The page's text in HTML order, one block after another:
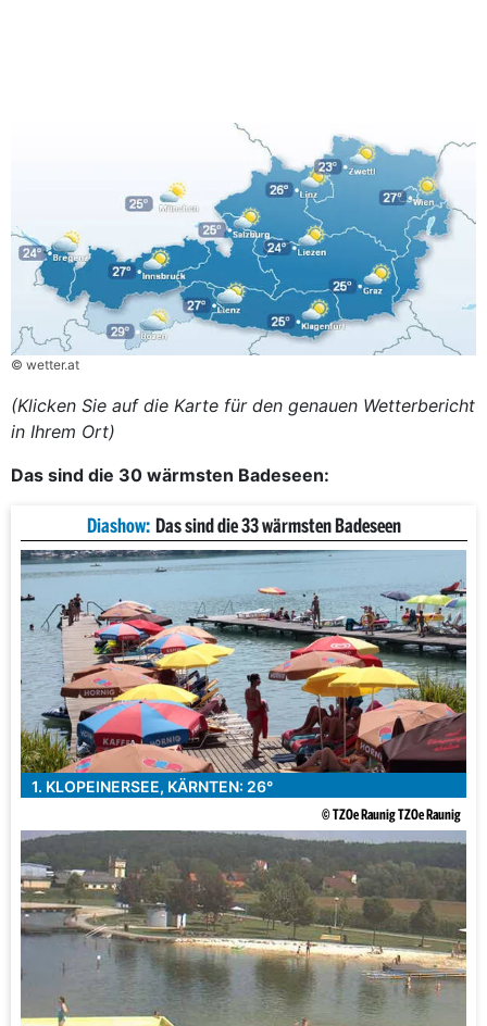
© wetter.at
(Klicken Sie auf die Karte für den genauen Wetterbericht
in Ihrem Ort)
Das sind die 30 wärmsten Badeseen:
Diashow: Das sind die 33 wärmsten Badeseen
1. KLOPEINERSEE, KÄRNTEN: 26°
© TZOe Raunig TZOe Raunig